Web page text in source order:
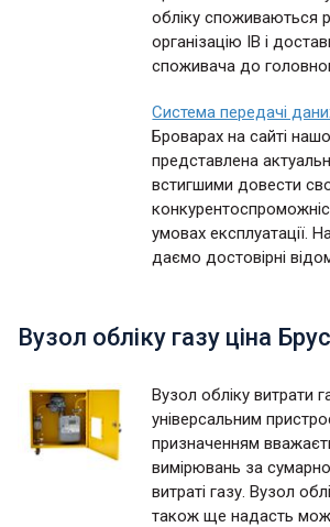
обліку споживаються
організацію ІВ і
споживача до
Система передачі
Броварах на сайті
представлена
встигшими довести
умовах експлуатації.
даємо достовірні
Вузол обліку газу ціна
Вузол обліку витрати
універсальним
призначенням
вимірювань за
витраті газу. Вузол
також ще надасть